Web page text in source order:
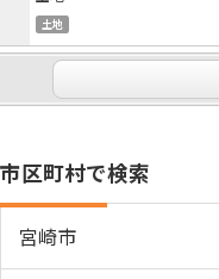
土地
市区町村で検索
宮崎市